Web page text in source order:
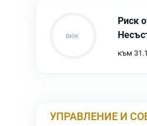
Риск
към
УПРАВЛЕНИЕ И